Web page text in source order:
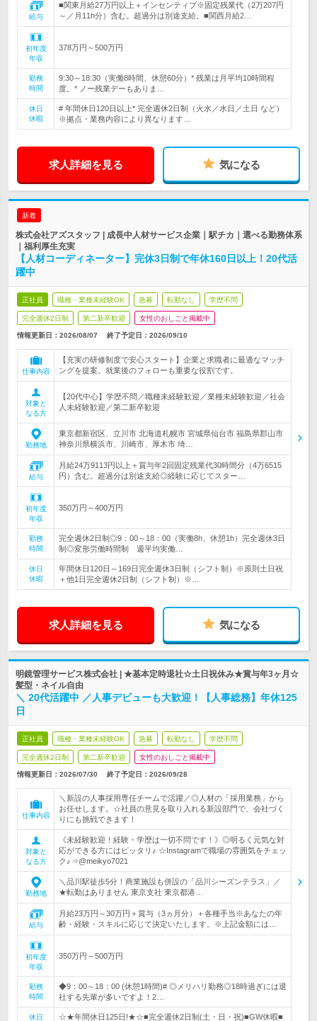
給与
■関東月給27万円以上＋インセンティブ※固定残業代（2万207円
～／月11h分）含む。超過分は別途支給。■関西月給2…
初年度
年収
378万円～500万円
勤務
時間
9:30～18:30（実働8時間、休憩60分）* 残業は月平均10時間程
度。* ノー残業デーもありま…
休日
休暇
# 年間休日120日以上* 完全週休2日制（火水／水日／土日 など）
※拠点・業務内容により異なります…
求人詳細を見る 気になる
新着
株式会社アズスタッフ | 成長中人材サービス企業｜駅チカ｜選べる勤務体系
｜福利厚生充実
【人材コーディネーター】完休3日制で年休160日以上！20代活
躍中
正社員 職種・業種未経験OK 急募 転勤なし 学歴不問
完全週休2日制 第二新卒歓迎 女性のおしごと掲載中
情報更新日：2026/08/07 終了予定日： 2026/09/10
仕事内容
【充実の研修制度で安心スタート】企業と求職者に最適なマッチ
ングを提案。就業後のフォローも重要な役割です。
対象と
なる方
【20代中心】学歴不問／職種未経験歓迎／業種未経験歓迎／社会
人未経験歓迎／第二新卒歓迎
勤務地
東京都新宿区、立川市 北海道札幌市 宮城県仙台市 福島県郡山市
神奈川県横浜市、川崎市、厚木市 埼…
給与
月給24万9113円以上＋賞与年2回固定残業代30時間分（4万6515
円）含む。超過分は別途支給◎経験に応じてスター…
初年度
年収
350万円～400万円
勤務
時間
完全週休2日制◎9：00～18：00（実働8h、休憩1h）完全週休3日
制◎変形労働時間制 週平均実働…
休日
休暇
年間休日120日～169日完全週休3日制（シフト制）※原則土日祝
＋他1日完全週休2日制（シフト制）※…
求人詳細を見る 気になる
明鏡管理サービス株式会社 | ★基本定時退社☆土日祝休み★賞与年3ヶ月☆
髪型・ネイル自由
＼ 20代活躍中 ／人事デビューも大歓迎！【人事総務】年休125
日
正社員 職種・業種未経験OK 急募 転勤なし 学歴不問
完全週休2日制 第二新卒歓迎 女性のおしごと掲載中
情報更新日：2026/07/30 終了予定日： 2026/09/28
仕事内容
＼新設の人事採用専任チームで活躍／◎人材の「採用業務」から
お任せします。☆社員の意見を取り入れる新設部門で、会社づく
りにも挑戦できます！
対象と
なる方
《未経験歓迎！経験・学歴は一切不問です！》◎明るく元気な対
応ができる方にはピッタリ♪ ☆Instagramで職場の雰囲気をチェッ
ク♪⇒@meikyo7021
勤務地
＼品川駅徒歩5分！商業施設も併設の「品川シーズンテラス」／
★転勤はありません 東京支社 東京都港…
給与
月給23万円～30万円＋賞与（3ヵ月分）＋各種手当※あなたの年
齢・経験・スキルに応じて決定いたします。※上記金額には…
初年度
年収
350万円～500万円
勤務
時間
◆9：00～18：00 (休憩1時間)# ◎メリハリ勤務◎18時過ぎには退
社する先輩が多いですよ！2…
休日 ☆★年間休日125日!★☆■完全週休2日制(土・日・祝)■GW休暇■